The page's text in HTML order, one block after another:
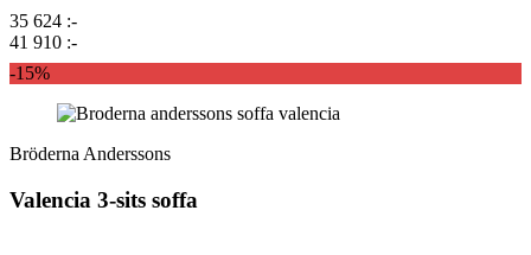
35 624 :-
41 910 :-
-15%
Bröderna Anderssons
Valencia 3-sits soffa